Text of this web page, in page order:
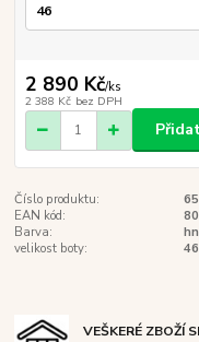
2 890 Kč/ks
2 388 Kč bez DPH
Číslo produktu:
EAN kód:
Barva:
velikost boty:
46
VEŠKERÉ ZBOŽÍ